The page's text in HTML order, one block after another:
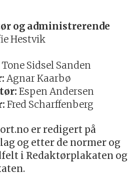
og administrerende
Hestvik
Tone Sidsel Sanden
Agnar Kaarbø
Espen Andersen
Fred Scharffenberg
er redigert på
og etter de normer og
i Redaktørplakaten og